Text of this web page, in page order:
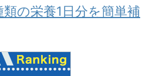
の栄養1日分を簡単補